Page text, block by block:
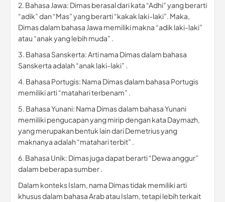
2. Bahasa Jawa: Dimas berasal dari kata “Adhi” yang berarti
“adik” dan “Mas” yang berarti “kakak laki-laki”. Maka,
Dimas dalam bahasa Jawa memiliki makna “adik laki-laki”
atau “anak yang lebih muda” .
3. Bahasa Sanskerta: Arti nama Dimas dalam bahasa
Sanskerta adalah “anak laki-laki” .
4. Bahasa Portugis: Nama Dimas dalam bahasa Portugis
memiliki arti “matahari terbenam” .
5. Bahasa Yunani: Nama Dimas dalam bahasa Yunani
memiliki pengucapan yang mirip dengan kata Daymazh,
yang merupakan bentuk lain dari Demetrius yang
maknanya adalah “matahari terbit” .
6. Bahasa Unik: Dimas juga dapat berarti “Dewa anggur”
dalam beberapa sumber .
Dalam konteks Islam, nama Dimas tidak memiliki arti
khusus dalam bahasa Arab atau Islam, tetapi lebih terkait